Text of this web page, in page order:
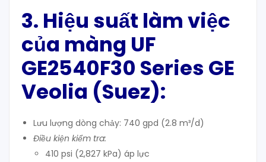
3. Hiệu suất làm việc
của màng UF
GE2540F30 Series GE
Veolia (Suez):
Lưu lượng dòng chảy: 740 gpd (2.8 m³/d)
Điều kiện kiểm tra:
410 psi (2,827 kPa) áp lực